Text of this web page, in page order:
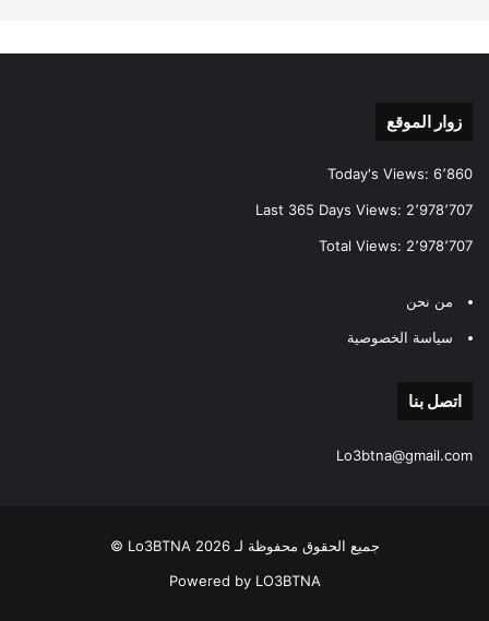
زوار الموقع
Today's Views: 6٬860
Last 365 Days Views: 2٬978٬707
Total Views: 2٬978٬707
من نحن
سياسة الخصوصية
اتصل بنا
Lo3btna@gmail.com
جميع الحقوق محفوظة لـ Lo3BTNA 2026 ©
Powered by LO3BTNA